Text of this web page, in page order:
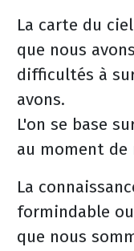
La carte du
que nous
difficultés à
avons.
L'on se base
au moment de
La
formindable
que nous